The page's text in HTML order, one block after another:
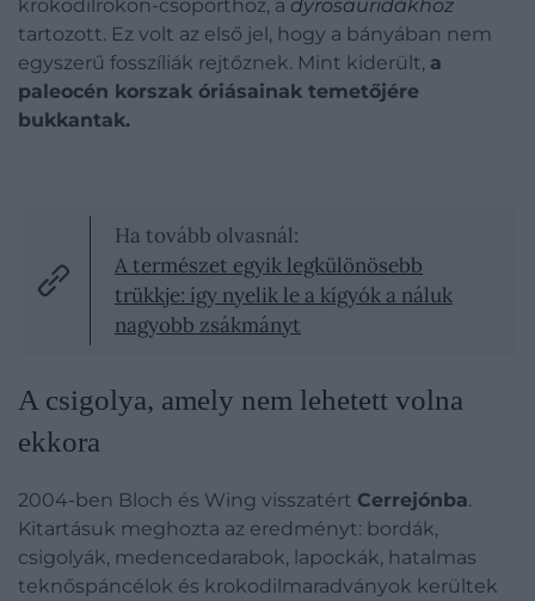
krokodilrokon-csoporthoz, a dyrosauridákhoz
tartozott. Ez volt az első jel, hogy a bányában nem
egyszerű fosszíliák rejtőznek. Mint kiderült, a
paleocén korszak óriásainak temetőjére
bukkantak.
Ha tovább olvasnál:
A természet egyik legkülönösebb
trükkje: így nyelik le a kígyók a náluk
nagyobb zsákmányt
A csigolya, amely nem lehetett volna
ekkora
2004-ben Bloch és Wing visszatért Cerrejónba.
Kitartásuk meghozta az eredményt: bordák,
csigolyák, medencedarabok, lapockák, hatalmas
teknőspáncélok és krokodilmaradványok kerültek